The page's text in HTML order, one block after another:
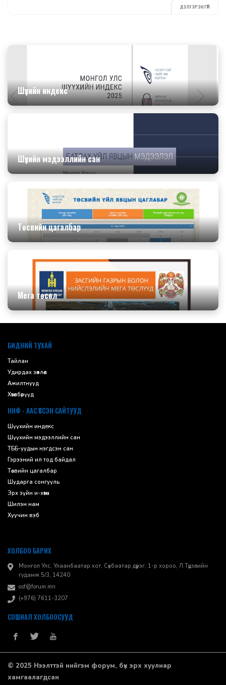
ДЭЛГЭРЭНГҮЙ
Шүүхийн индекс
Шүүхийн мэдээллийн сан
Төсвийн цагалбар
Мега төсөл
БИДНИЙ ТУХАЙ
Тайлан
Удирдах зөвлөл
Ажилтнууд
Хөтөлбөрүүд
ННФ - ААС ҮҮССЭН САЙТУУД
Шүүхийн индекс
Шүүхийн мэдээллийн сан
ТББ-уудын нэгдсэн сан
Гэрээний ил тод байдал
Төсвийн цагалбар
Шударга сонгууль
Эрх зүйн и-хөтөч
Шилэн нам
Хуучин вэб
ХОЛБОО БАРИХ
Монгол Улс, Улаанбаатар хот, Сүхбаатар дүүрэг, 1-р хороо, ​Л.Түдэвийн
гудамж 5/3, 14240
osf@forum.mn
(+976) 7611-3207
СОШИАЛ ХОЛБООСУУД
© 2025 Нээлттэй нийгэм форум, бүх эрх хуулиар
хамгаалагдсан